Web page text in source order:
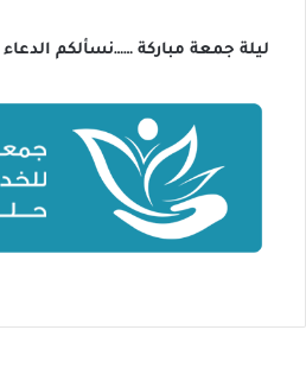
ليلة جمعة مباركة ……نسألكم